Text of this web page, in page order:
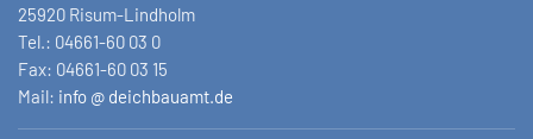
25920 Risum-Lindholm
Tel.: 04661-60 03 0
Fax: 04661-60 03 15
Mail: info @ deichbauamt.de